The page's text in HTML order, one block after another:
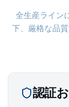
全生産ライン
下、厳格な品
認証